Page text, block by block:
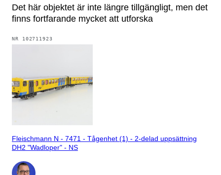
Det här objektet är inte längre tillgängligt, men det
finns fortfarande mycket att utforska
NR 102711923
Fleischmann N - 7471 - Tågenhet (1) - 2-delad uppsättning
DH2 "Wadloper" - NS